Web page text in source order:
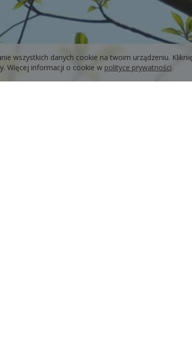
wszystkich danych cookie na twoim urządzeniu.
Więcej informacji o cookie w polityce prywatności.